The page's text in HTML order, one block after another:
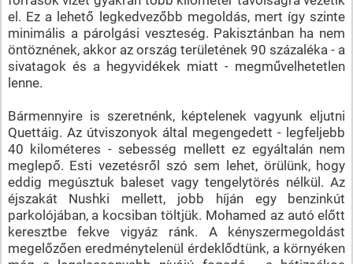
el. Ez a lehető legkedvezőbb megoldás, mert így szinte
minimális a párolgási veszteség. Pakisztánban ha nem
öntöznének, akkor az ország területének 90 százaléka - a
sivatagok és a hegyvidékek miatt - megművelhetetlen
lenne.
Bármennyire is szeretnénk, képtelenek vagyunk eljutni
Quettáig. Az útviszonyok által megengedett - legfeljebb
40 kilométeres - sebesség mellett ez egyáltalán nem
meglepő. Esti vezetésről szó sem lehet, örülünk, hogy
eddig megúsztuk baleset vagy tengelytörés nélkül. Az
éjszakát Nushki mellett, jobb híján egy benzinkút
parkolójában, a kocsiban töltjük. Mohamed az autó előtt
keresztbe fekve vigyáz ránk. A kényszermegoldást
megelőzően eredménytelenül érdeklődtünk, a környéken